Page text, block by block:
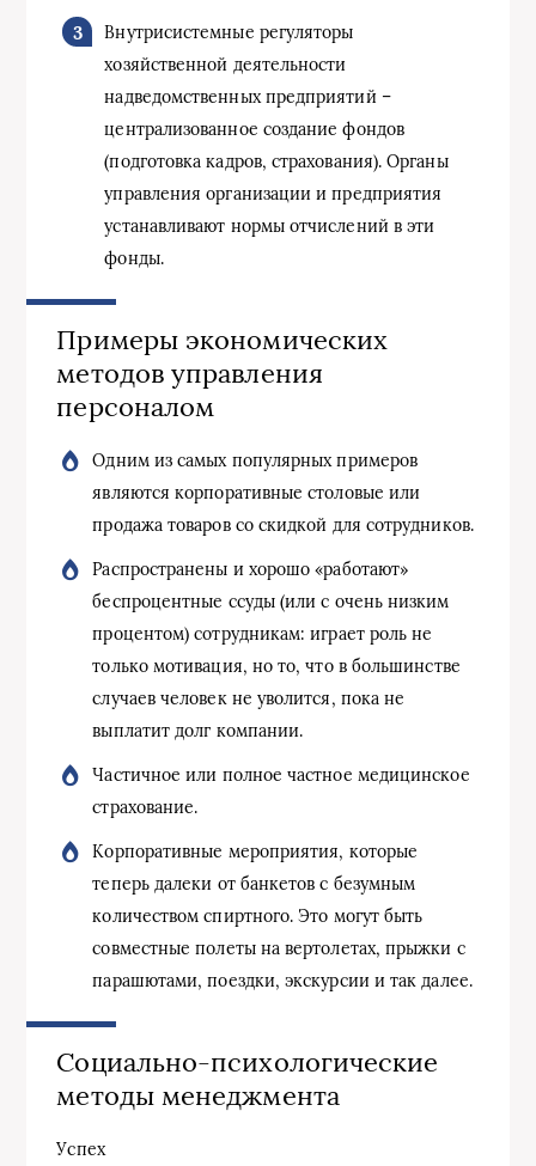
Внутрисистемные регуляторы
хозяйственной деятельности
надведомственных предприятий –
централизованное создание фондов
(подготовка кадров, страхования). Органы
управления организации и предприятия
устанавливают нормы отчислений в эти
фонды.
Примеры экономических
методов управления
персоналом
Одним из самых популярных примеров
являются корпоративные столовые или
продажа товаров со скидкой для сотрудников.
Распространены и хорошо «работают»
беспроцентные ссуды (или с очень низким
процентом) сотрудникам: играет роль не
только мотивация, но то, что в большинстве
случаев человек не уволится, пока не
выплатит долг компании.
Частичное или полное частное медицинское
страхование.
Корпоративные мероприятия, которые
теперь далеки от банкетов с безумным
количеством спиртного. Это могут быть
совместные полеты на вертолетах, прыжки с
парашютами, поездки, экскурсии и так далее.
Социально-психологические
методы менеджмента
Успех